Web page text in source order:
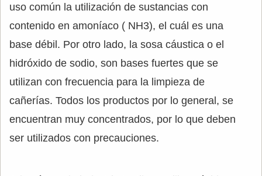
uso común la utilización de sustancias con
contenido en amoníaco ( NH3), el cuál es una
base débil. Por otro lado, la sosa cáustica o el
hidróxido de sodio, son bases fuertes que se
utilizan con frecuencia para la limpieza de
cañerías. Todos los productos por lo general, se
encuentran muy concentrados, por lo que deben
ser utilizados con precauciones.